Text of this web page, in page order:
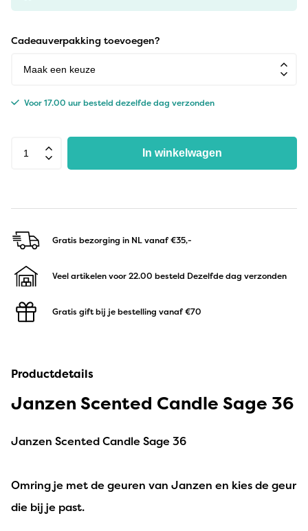
Cadeauverpakking toevoegen?
Voor 17.00 uur besteld dezelfde dag verzonden
In winkelwagen
Gratis bezorging in NLvanaf €35,-
Veel artikelen voor 22.00 besteld Dezelfde dag verzonden
Gratis gift bij je bestelling vanaf €70
Productdetails
Janzen Scented Candle Sage 36
Janzen Scented Candle Sage 36
Omring je met de geuren van Janzen en kies de geur
die bij je past.